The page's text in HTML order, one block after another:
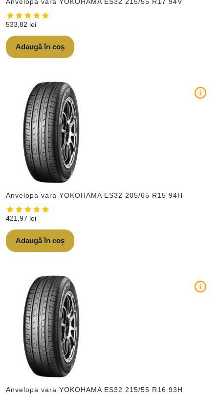
533,82 lei
Adaugă în coș
Anvelopa vara YOKOHAMA ES32 205/65 R15 94H
i
421,97 lei
Adaugă în coș
Anvelopa vara YOKOHAMA ES32 215/55 R16 93H
i